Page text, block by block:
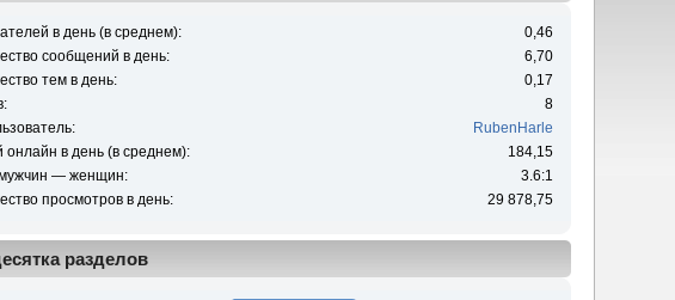
в день (в среднем):
0,46
сообщений в день:
6,70
тем в день:
0,17
8
RubenHarle
онлайн в день (в среднем):
184,15
— женщин:
3.6:1
просмотров в день:
29 878,75
разделов